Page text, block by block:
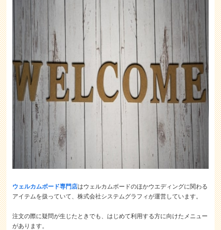
ウェルカムボード専門店はウェルカムボードのほかウエディングに関わる
アイテムを扱っていて、株式会社システムグラフィが運営しています。
注文の際に疑問が生じたときでも、はじめて利用する方に向けたメニュー
があります。